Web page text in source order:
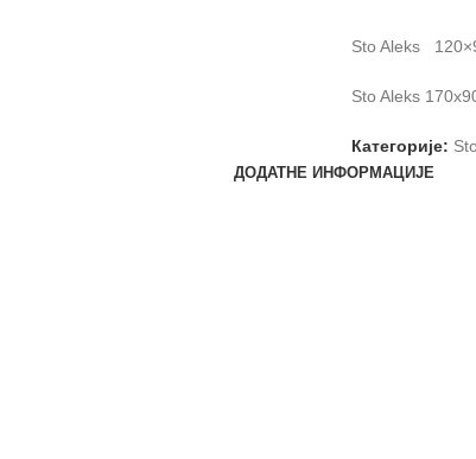
Sto Aleks
Sto Aleks
Категорије:
ДОДАТНЕ ИНФОРМАЦИЈЕ